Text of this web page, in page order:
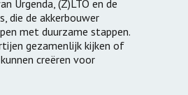
Urgenda, (Z)LTO en de
die de akkerbouwer
met duurzame stappen.
gezamenlijk kijken of
creëren voor